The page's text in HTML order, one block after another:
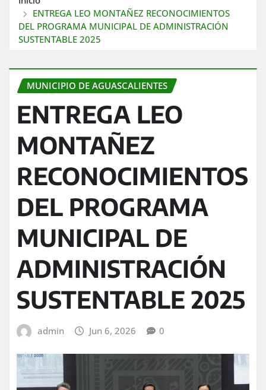
ENTREGA LEO MONTAÑEZ RECONOCIMIENTOS
DEL PROGRAMA MUNICIPAL DE ADMINISTRACIÓN
SUSTENTABLE 2025
MUNICIPIO DE AGUASCALIENTES
ENTREGA LEO
MONTAÑEZ
RECONOCIMIENTOS
DEL PROGRAMA
MUNICIPAL DE
ADMINISTRACIÓN
SUSTENTABLE 2025
admin Jun 6, 2026 0